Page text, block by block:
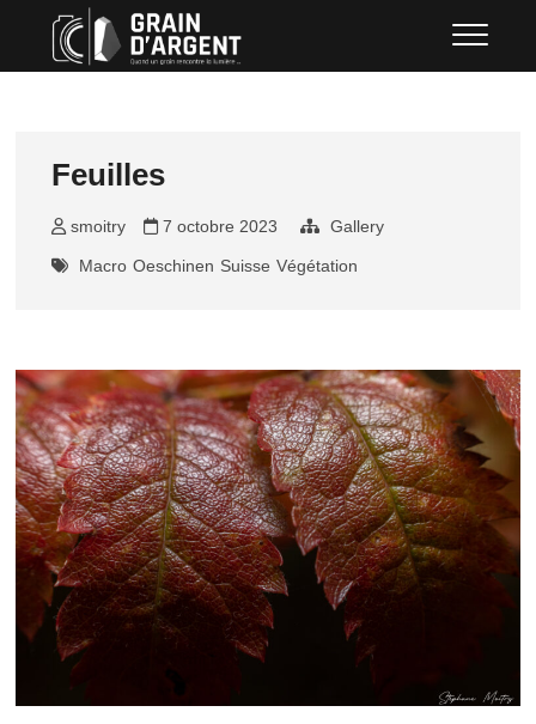
content
QUAND UN GRAIN RENCONTRE LA
Feuilles
smoitry 7 octobre 2023 Gallery
Macro Oeschinen Suisse Végétation